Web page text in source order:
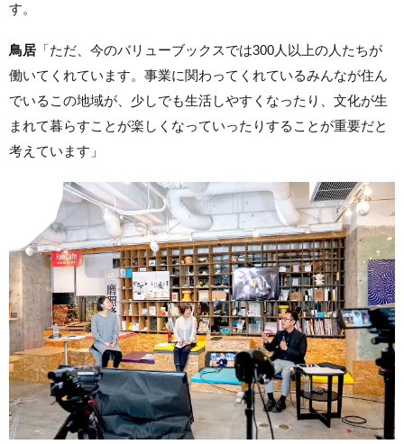
す。
鳥居 「ただ、今のバリューブックスでは300人以上の人たちが
働いてくれています。事業に関わってくれているみんなが住ん
でいるこの地域が、少しでも生活しやすくなったり、文化が生
まれて暮らすことが楽しくなっていったりすることが重要だと
考えています」